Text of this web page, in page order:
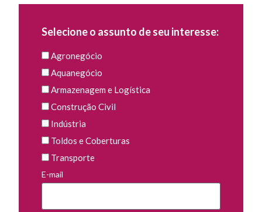
Selecione o assunto de seu interesse:
Agronegócio
Aquanegócio
Armazenagem e Logística
Construção Civil
Indústria
Toldos e Coberturas
Transporte
E-mail